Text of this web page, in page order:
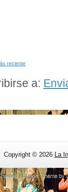
reciente
a:
Copyright © 2026 La
| Blogger Theme by